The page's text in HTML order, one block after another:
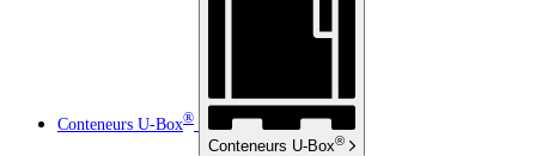
Conteneurs U-Box®
Conteneurs U-Box®